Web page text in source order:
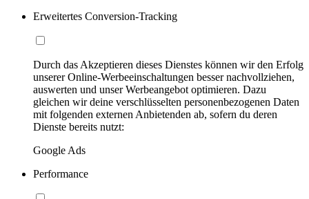
Erweitertes Conversion-Tracking
Durch das Akzeptieren dieses Dienstes können wir den Erfolg
unserer Online-Werbeeinschaltungen besser nachvollziehen,
auswerten und unser Werbeangebot optimieren. Dazu
gleichen wir deine verschlüsselten personenbezogenen Daten
mit folgenden externen Anbietenden ab, sofern du deren
Dienste bereits nutzt:
Google Ads
Performance